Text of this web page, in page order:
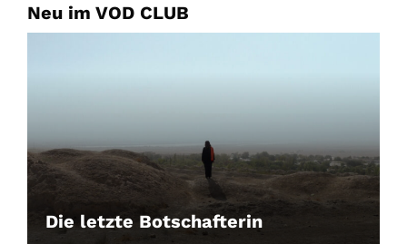
Neu im VOD CLUB
Die letzte Botschafterin